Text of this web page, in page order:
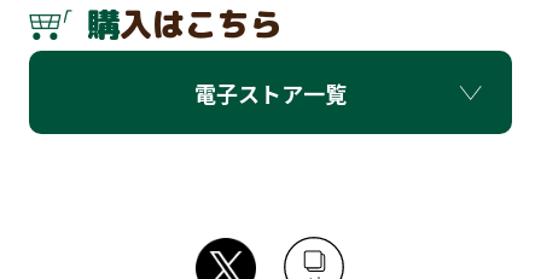
購入はこちら
電子ストア一覧